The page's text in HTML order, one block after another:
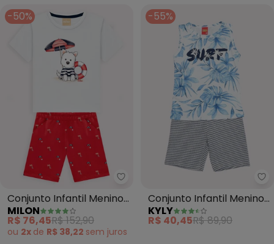
-50%
Milon - Conjunto Infantil
Conjunto Infantil Menino
Cachorrinho (Branco)
MILON
R$ 76,45R$ 152,90
ou 2x de R$ 38,22 sem juros
-55%
Conjunto Infantil Menino
Lettering (Branco)
KYLY
R$ 40,45R$ 89,90